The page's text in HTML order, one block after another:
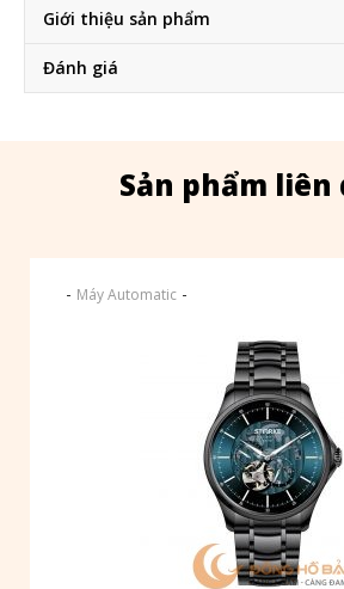
Giới thiệu sản phẩm
Đánh giá
Sản phẩm liên
- Máy Automatic -